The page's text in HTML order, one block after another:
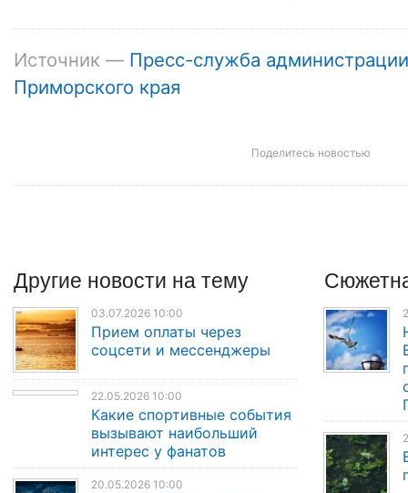
Источник — Пресс-служба администрации
Приморского края
Поделитесь новостью
Другие новости на тему
03.07.2026 10:00
Прием оплаты через
соцсети и мессенджеры
22.05.2026 10:00
Какие спортивные события
вызывают наибольший
интерес у фанатов
20.05.2026 10:00